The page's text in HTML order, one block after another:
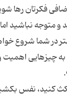
و متوجه نباشید
در شما شروع
چیزهایی اهمیت